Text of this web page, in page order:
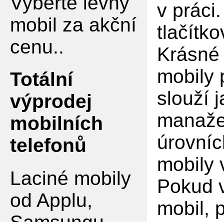
mobil za akční
cenu..
Totální
výprodej
mobilních
telefonů
Laciné mobily
od Applu,
v
mobily
slouží
mobily
Pokud
mobil,